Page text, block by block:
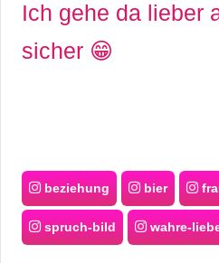
Ich gehe da lieber
sicher 😁
beziehung bier
spruch-bild wahre-